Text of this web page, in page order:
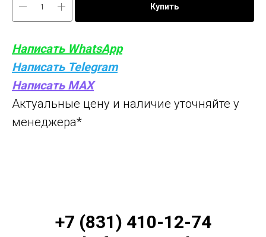
Купить
Написать WhatsApp
Написать Telegram
Написать MAX
Актуальные цену и наличие уточняйте у
менеджера*
+7 (831) 410-12-74